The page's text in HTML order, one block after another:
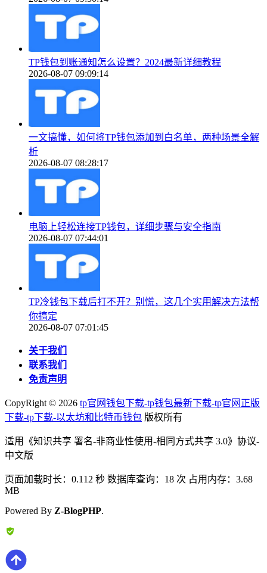
TP钱包到账通知怎么设置？2024最新详细教程
2026-08-07 09:09:14
一文搞懂，如何将TP钱包添加到白名单，两种场景全解
析
2026-08-07 08:28:17
电脑上轻松连接TP钱包，详细步骤与安全指南
2026-08-07 07:44:01
TP冷钱包下载后打不开？别慌，这几个实用解决方法帮
你搞定
2026-08-07 07:01:45
关于我们
联系我们
免责声明
CopyRight © 2026 tp官网钱包下载-tp钱包最新下载-tp官网正版
下载-tp下载-以太坊和比特币钱包 版权所有
适用《知识共享 署名-非商业性使用-相同方式共享 3.0》协议-
中文版
页面加载时长：0.112 秒 数据库查询：18 次 占用内存：3.68
MB
Powered By Z-BlogPHP.